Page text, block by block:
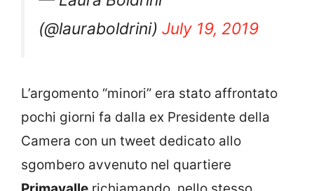
(@lauraboldrini) July 19, 2019
L’argomento “minori” era stato affrontato
pochi giorni fa dalla ex Presidente della
Camera con un tweet dedicato allo
sgombero avvenuto nel quartiere